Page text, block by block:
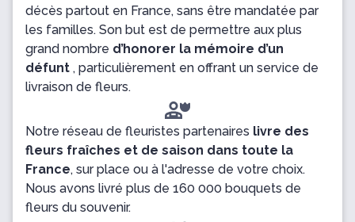
décès partout en France, sans être mandatée par
les familles. Son but est de permettre aux plus
grand nombre d’honorer la mémoire d’un
défunt , particulièrement en offrant un service de
livraison de fleurs.
Notre réseau de fleuristes partenaires livre des
fleurs fraîches et de saison dans toute la
France, sur place ou à l'adresse de votre choix.
Nous avons livré plus de 160 000 bouquets de
fleurs du souvenir.